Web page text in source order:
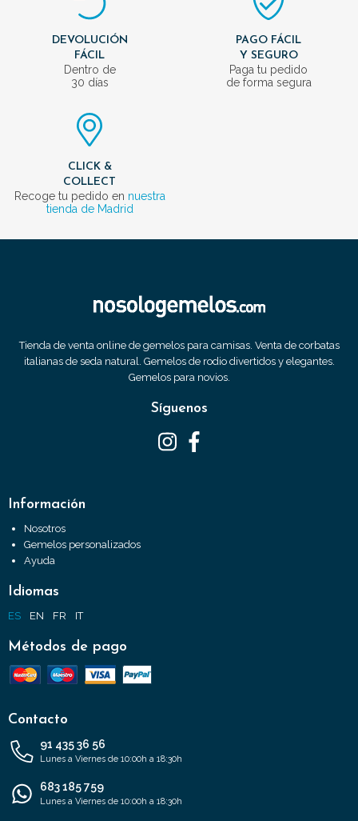
DEVOLUCIÓN
FÁCIL
Dentro de
30 días
PAGO FÁCIL
Y SEGURO
Paga tu pedido
de forma segura
CLICK &
COLLECT
Recoge tu pedido en nuestra
tienda de Madrid
Tienda de venta online de gemelos para camisas. Venta de corbatas
italianas de seda natural. Gemelos de rodio divertidos y elegantes.
Gemelos para novios.
Síguenos
Información
Nosotros
Gemelos personalizados
Ayuda
Idiomas
ES EN FR IT
Métodos de pago
Contacto
91 435 36 56
Lunes a Viernes de 10:00h a 18:30h
683 185 759
Lunes a Viernes de 10:00h a 18:30h